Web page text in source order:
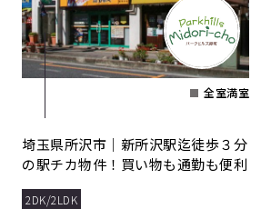
全室満室
埼玉県所沢市｜新所沢駅迄徒歩３分
の駅チカ物件！買い物も通勤も便利
2DK/2LDK